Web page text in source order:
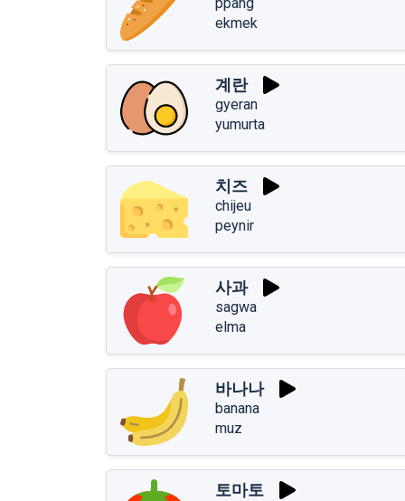
ekmek
계란
gyeran
yumurta
치즈
chijeu
peynir
사과
sagwa
elma
바나나
banana
muz
토마토